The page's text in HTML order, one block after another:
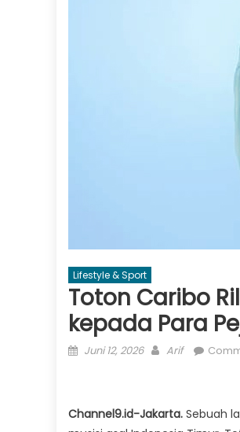
Lifestyle & Sport
Toton Caribo
kepada Para
Posted
Juni 12, 2026 Author
Arif
Channel9.id-Jakarta. Sebuah